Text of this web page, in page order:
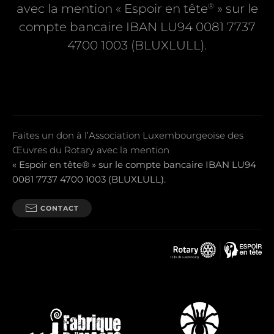
avec la mention « Espoir en tête® » sur le
compte bancaire IBAN LU94 0081 7737
4700 1003 (BLUXLULL).
Faites un don à l’Association Luxembourgeoise des
Œuvres du Rotary avec la mention
« Espoir en tête® » sur le compte bancaire IBAN LU94
0081 7737 4700 1003 (BLUXLULL).
CONTACT